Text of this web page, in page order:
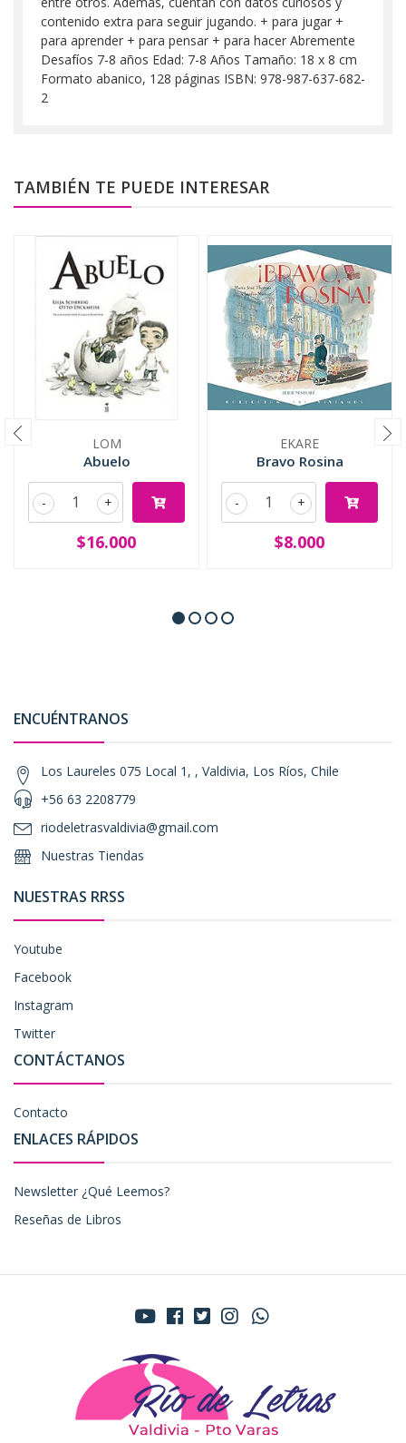
contenido extra para seguir jugando. + para jugar +
para aprender + para pensar + para hacer Abremente
Desafíos 7-8 años Edad: 7-8 Años Tamaño: 18 x 8 cm
Formato abanico, 128 páginas ISBN: 978-987-637-682-
2
TAMBIÉN TE PUEDE INTERESAR
LOM
Abuelo
+
-
$16.000
EKARE
Bravo Rosina
+
-
$8.000
ENCUÉNTRANOS
Los Laureles 075 Local 1, , Valdivia, Los Ríos, Chile
+56 63 2208779
riodeletrasvaldivia@gmail.com
Nuestras Tiendas
NUESTRAS RRSS
Youtube
Facebook
Instagram
Twitter
CONTÁCTANOS
Contacto
ENLACES RÁPIDOS
Newsletter ¿Qué Leemos?
Reseñas de Libros